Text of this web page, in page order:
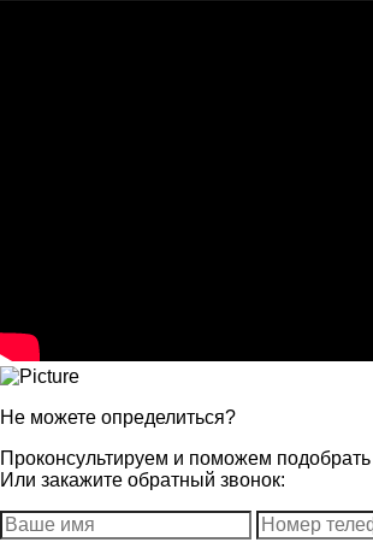
Не можете определиться?
Проконсультируем и поможем
Или закажите обратный звонок: